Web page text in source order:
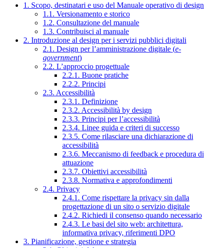
1. Scopo, destinatari e uso del Manuale operativo di design
1.1. Versionamento e storico
1.2. Consultazione del manuale
1.3. Contribuisci al manuale
2. Introduzione al design per i servizi pubblici digitali
2.1. Design per l’amministrazione digitale (e-
government)
2.2. L’approccio progettuale
2.2.1. Buone pratiche
2.2.2. Principi
2.3. Accessibilità
2.3.1. Definizione
2.3.2. Accessibilità by design
2.3.3. Principi per l’accessibilità
2.3.4. Linee guida e criteri di successo
2.3.5. Come rilasciare una dichiarazione di
accessibilità
2.3.6. Meccanismo di feedback e procedura di
attuazione
2.3.7. Obiettivi accessibilità
2.3.8. Normativa e approfondimenti
2.4. Privacy
2.4.1. Come rispettare la privacy sin dalla
progettazione di un sito o servizio digitale
2.4.2. Richiedi il consenso quando necessario
2.4.3. Le basi del sito web: architettura,
informativa privacy, riferimenti DPO
3. Pianificazione, gestione e strategia